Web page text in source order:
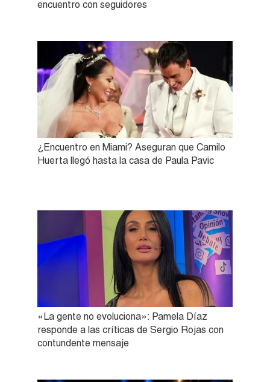
encuentro con seguidores
¿Encuentro en Miami? Aseguran que Camilo
Huerta llegó hasta la casa de Paula Pavic
«La gente no evoluciona»: Pamela Díaz
responde a las críticas de Sergio Rojas con
contundente mensaje